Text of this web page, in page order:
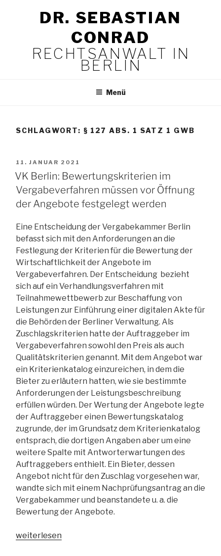
DR. SEBASTIAN
CONRAD
RECHTSANWALT IN
BERLIN
Menü
SCHLAGWORT: § 127 ABS. 1 SATZ 1 GWB
VERÖFFENTLICHT
AM
11. JANUAR 2021
VK Berlin: Bewertungskriterien im
Vergabeverfahren müssen vor Öffnung
der Angebote festgelegt werden
Eine Entscheidung der Vergabekammer Berlin
befasst sich mit den Anforderungen an die
Festlegung der Kriterien für die Bewertung der
Wirtschaftlichkeit der Angebote im
Vergabeverfahren. Der Entscheidung bezieht
sich auf ein Verhandlungsverfahren mit
Teilnahmewettbewerb zur Beschaffung von
Leistungen zur Einführung einer digitalen Akte für
die Behörden der Berliner Verwaltung. Als
Zuschlagskriterien hatte der Auftraggeber im
Vergabeverfahren sowohl den Preis als auch
Qualitätskriterien genannt. Mit dem Angebot war
ein Kriterienkatalog einzureichen, in dem die
Bieter zu erläutern hatten, wie sie bestimmte
Anforderungen der Leistungsbeschreibung
erfüllen würden. Der Wertung der Angebote legte
der Auftraggeber einen Bewertungskatalog
zugrunde, der im Grundsatz dem Kriterienkatalog
entsprach, die dortigen Angaben aber um eine
weitere Spalte mit Antworterwartungen des
Auftraggebers enthielt. Ein Bieter, dessen
Angebot nicht für den Zuschlag vorgesehen war,
wandte sich mit einem Nachprüfungsantrag an die
Vergabekammer und beanstandete u. a. die
Bewertung der Angebote.
„VK
weiterlesen